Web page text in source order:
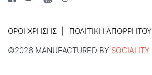
ΌΡΟΙ ΧΡΉΣΗΣ
ΠΟΛΙΤΙΚΉ ΑΠΟΡΡΉΤΟΥ
©2026 MANUFACTURED BY SOCIALITY